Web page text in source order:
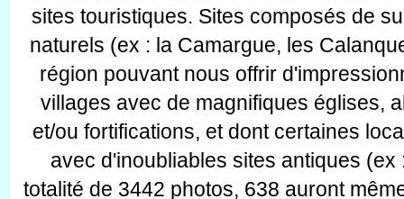
sites touristiques. Sites composés de
naturels (ex : la Camargue, les
région pouvant nous offrir
villages avec de magnifiques églises,
et/ou fortifications, et dont certaines
avec d'inoubliables sites antiques
totalité de 3442 photos, 638 auront